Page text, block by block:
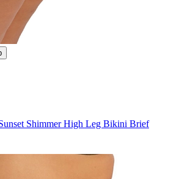
Shimmer High Leg Bikini Brief